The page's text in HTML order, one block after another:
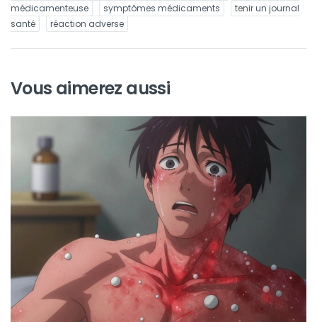
médicamenteuse
symptômes médicaments
tenir un journal
santé
réaction adverse
Vous aimerez aussi